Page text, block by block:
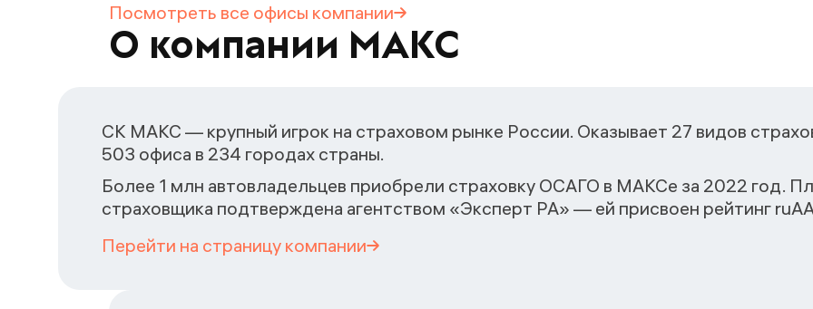
Посмотреть все офисы компании
О компании МАКС
СК МАКС — крупный игрок на страховом рынке России. Оказывает 27 видов
503 офиса в 234 городах страны.
Более 1 млн автовладельцев приобрели страховку ОСАГО в МАКСе за 2022 год.
страховщика подтверждена агентством «Эксперт РА» — ей присвоен рейтинг
Перейти на страницу компании